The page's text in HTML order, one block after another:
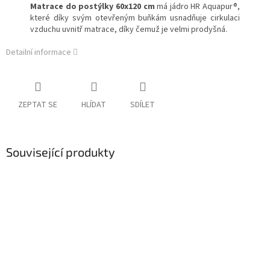
Matrace do postýlky 60x120 cm má jádro HR Aquapur®,
které díky svým otevřeným buňkám usnadňuje cirkulaci
vzduchu uvnitř matrace, díky čemuž je velmi prodyšná.
Detailní informace
ZEPTAT SE HLÍDAT SDÍLET
Související produkty